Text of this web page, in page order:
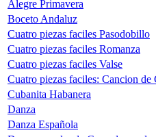
Alegre Primavera
Boceto Andaluz
Cuatro piezas faciles Pasodobillo
Cuatro piezas faciles Romanza
Cuatro piezas faciles Valse
Cuatro piezas faciles: Cancion de
Cubanita Habanera
Danza
Danza Española